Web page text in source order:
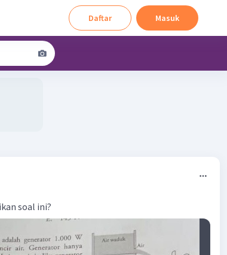
Daftar Masuk
soal ini?